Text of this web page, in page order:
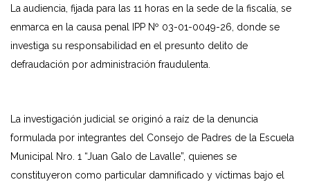
La audiencia, fijada para las 11 horas en la sede de la fiscalía, se
enmarca en la causa penal IPP Nº 03-01-0049-26, donde se
investiga su responsabilidad en el presunto delito de
defraudación por administración fraudulenta.
La investigación judicial se originó a raíz de la denuncia
formulada por integrantes del Consejo de Padres de la Escuela
Municipal Nro. 1 “Juan Galo de Lavalle”, quienes se
constituyeron como particular damnificado y víctimas bajo el